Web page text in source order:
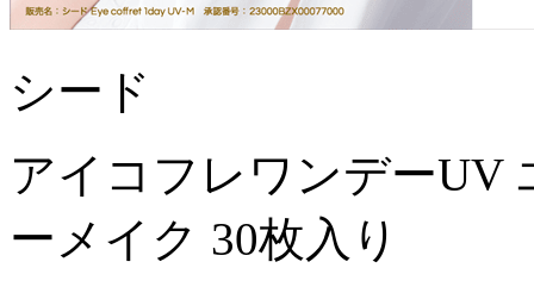
シード
アイコフレワンデーUV
ーメイク 30枚入り